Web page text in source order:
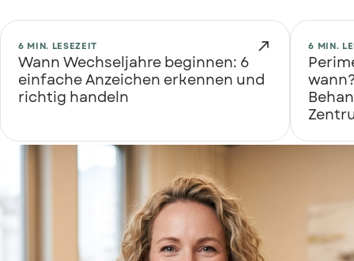
6 MIN. LESEZEIT 
Wann Wechseljahre beginnen: 6
einfache Anzeichen erkennen und
richtig handeln
6 MIN.